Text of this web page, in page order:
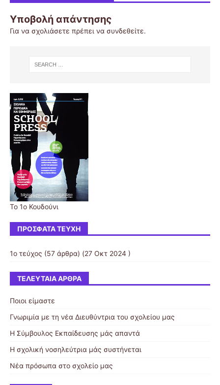
Υποβολή απάντησης
Για να σχολιάσετε πρέπει να συνδεθείτε.
Το 1ο Κουδούνι
ΠΡΌΣΦΑΤΑ ΤΕΎΧΗ
1ο τεύχος (57 άρθρα) (27 Οκτ 2024 )
ΤΕΛΕΥΤΑΊΑ ΆΡΘΡΑ
Ποιοι είμαστε
Γνωριμία με τη νέα Διευθύντρια του σχολείου μας
Η Σύμβουλος Εκπαίδευσης μάς απαντά
Η σχολική νοσηλεύτρια μάς συστήνεται
Νέα πρόσωπα στο σχολείο μας